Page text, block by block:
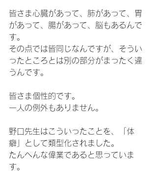
皆さま心臓があって、肺があって、胃
があって、腸があって、脳もあるんで
す。
その点では皆同じなんですが、そうい
ったところとは別の部分がまったく違
うんです。
皆さま個性的です。
一人の例外もありません。
野口先生はこういったことを、「体
癖」として類型化されました。
たんへんな偉業であると思っていま
す。